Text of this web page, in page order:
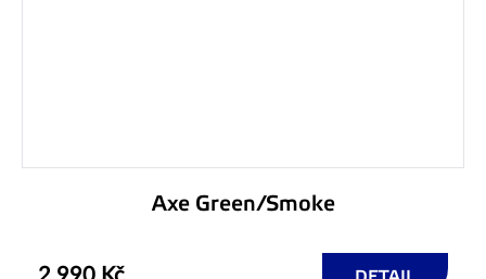
Axe Green/Smoke